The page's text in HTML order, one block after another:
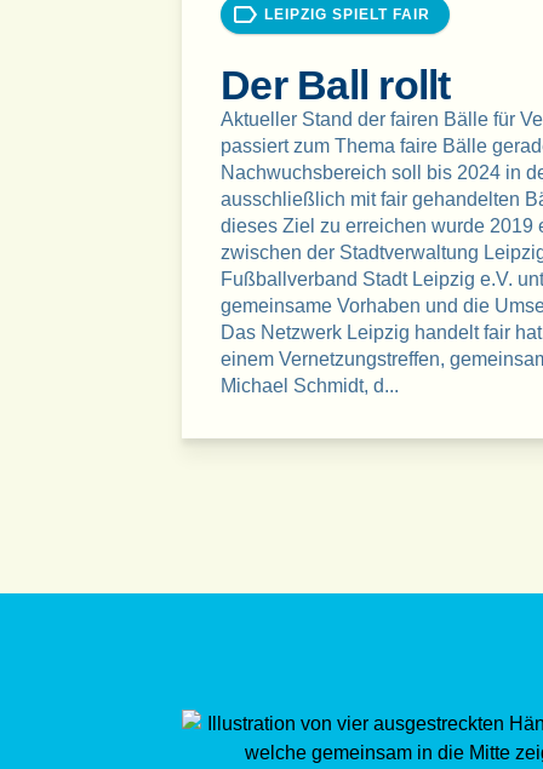
LEIPZIG SPIELT FAIR
Der Ball rollt
Aktueller Stand der fairen Bälle für
passiert zum Thema faire Bälle
Nachwuchsbereich soll bis 2024 in
ausschließlich mit fair gehandelten
dieses Ziel zu erreichen wurde 2019
zwischen der Stadtverwaltung
Fußballverband Stadt Leipzig e.V.
gemeinsame Vorhaben und die
Das Netzwerk Leipzig handelt fair
einem Vernetzungstreffen,
Michael Schmidt, d...